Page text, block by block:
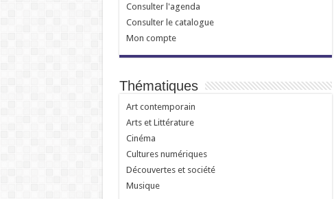
Consulter l'agenda
Consulter le catalogue
Mon compte
Thématiques
Art contemporain
Arts et Littérature
Cinéma
Cultures numériques
Découvertes et société
Musique